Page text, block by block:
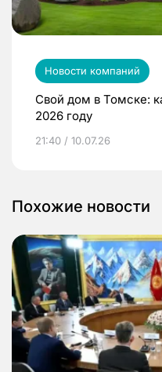
Новости компаний
Свой дом в Томске:
2026 году
21:40 / 10.07.26
Похожие новости